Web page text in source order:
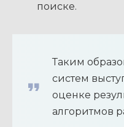
поиске.
Таким
систем
оценке
алгоритмов